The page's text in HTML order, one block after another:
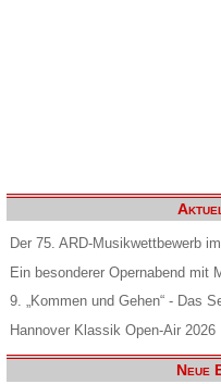
Der 75. ARD-Musikwettbewerb
Ein besonderer Opernabend mit
9. „Kommen und Gehen“ - Das
Hannover Klassik Open-Air 2026
Neue